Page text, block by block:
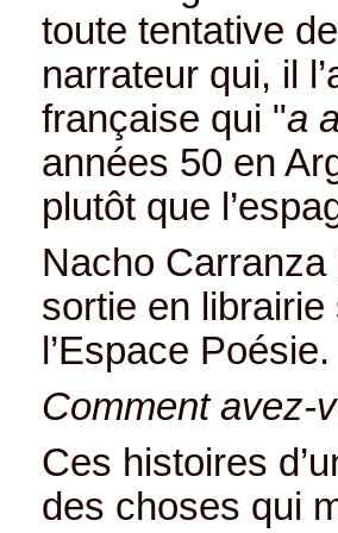
toute tentative
narrateur qui, il
française qui "a
années 50 en
plutôt que
Nacho
sortie en
l’Espace Poésie.
Comment avez-
Ces histoires
des choses qui